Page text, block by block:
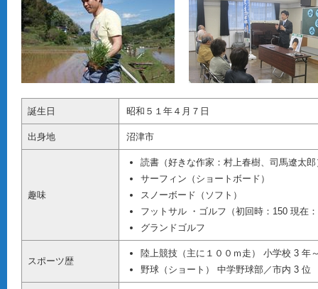
誕生日 昭和５１年４月７日
出身地 沼津市
趣味
読書（好きな作家：村上春樹、司馬遼太郎
サーフィン（ショートボード）
スノーボード（ソフト）
フットサル ・ゴルフ（初回時：150 現在
グランドゴルフ
スポーツ歴
陸上競技（主に１００ｍ走） 小学校 3 年
野球（ショート） 中学野球部／市内 3 位